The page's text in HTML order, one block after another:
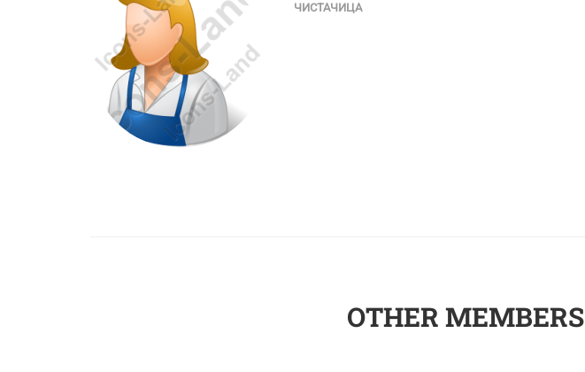
ЧИСТАЧИЦА
OTHER MEMBERS